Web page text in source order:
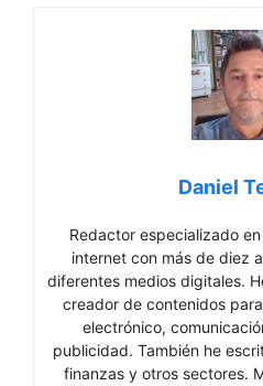
Daniel
Redactor especializado
internet con más de diez
diferentes medios digitales.
creador de contenidos
electrónico,
publicidad. También he
finanzas y otros sectores.